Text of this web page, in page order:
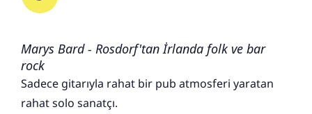
Marys Bard - Rosdorf'tan İrlanda folk ve bar
rock
Sadece gitarıyla rahat bir pub atmosferi yaratan
rahat solo sanatçı.